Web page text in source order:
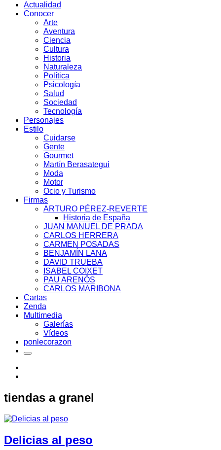
Actualidad
Conocer
Arte
Aventura
Ciencia
Cultura
Historia
Naturaleza
Política
Psicología
Salud
Sociedad
Tecnología
Personajes
Estilo
Cuidarse
Gente
Gourmet
Martín Berasategui
Moda
Motor
Ocio y Turismo
Firmas
ARTURO PÉREZ-REVERTE
Historia de España
JUAN MANUEL DE PRADA
CARLOS HERRERA
CARMEN POSADAS
BENJAMÍN LANA
DAVID TRUEBA
ISABEL COIXET
PAU ARENÓS
CARLOS MARIBONA
Cartas
Zenda
Multimedia
Galerías
Vídeos
ponlecorazon
tiendas a granel
Delicias al peso